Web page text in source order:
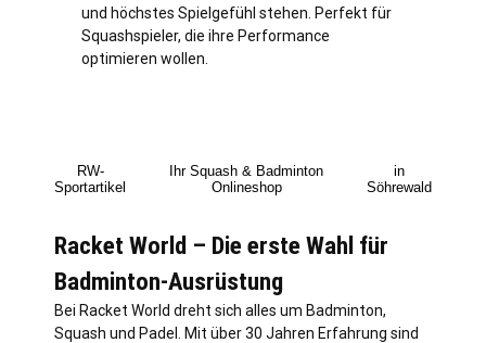
und höchstes Spielgefühl stehen. Perfekt für
Squashspieler, die ihre Performance
optimieren wollen.
RW-
Sportartikel
Ihr Squash & Badminton
Onlineshop
in
Söhrewald
Racket World – Die erste Wahl für
Badminton-Ausrüstung
Bei Racket World dreht sich alles um Badminton,
Squash und Padel. Mit über 30 Jahren Erfahrung sind